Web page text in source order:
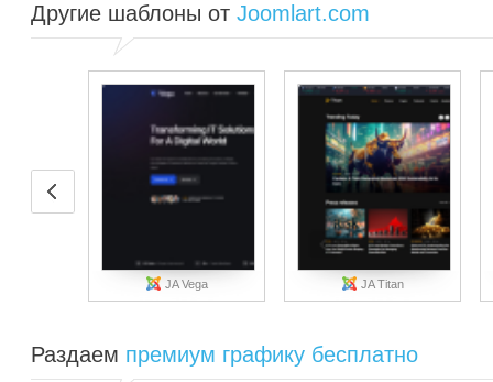
Другие шаблоны от Joomlart.com
JA Vega JA Titan
Раздаем премиум графику бесплатно